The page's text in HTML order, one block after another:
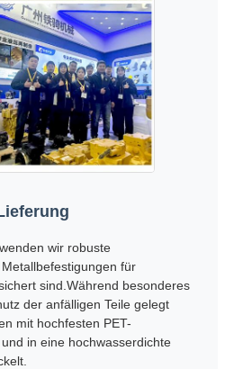
wir robuste
für
sind.Während besonderes
der anfälligen Teile gelegt
mit hochfesten PET-
in eine hochwasserdichte